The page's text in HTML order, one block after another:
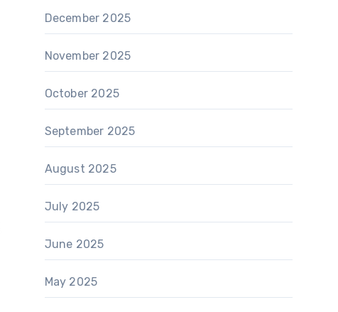
December 2025
November 2025
October 2025
September 2025
August 2025
July 2025
June 2025
May 2025